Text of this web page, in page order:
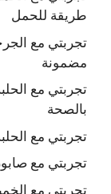
طريقة للحمل
تجربتي مع
مضمونة
تجربتي مع
بالصحة
تجربتي مع
تجربتي مع